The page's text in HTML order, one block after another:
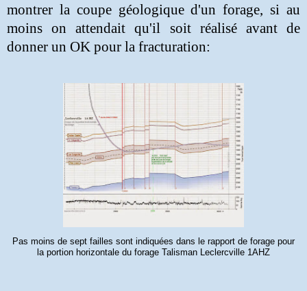
montrer la coupe géologique d'un forage, si au
moins on attendait qu'il soit réalisé avant de
donner un OK pour la fracturation:
Pas moins de sept failles sont indiquées dans le rapport de forage pour
la portion horizontale du forage Talisman Leclercville 1AHZ